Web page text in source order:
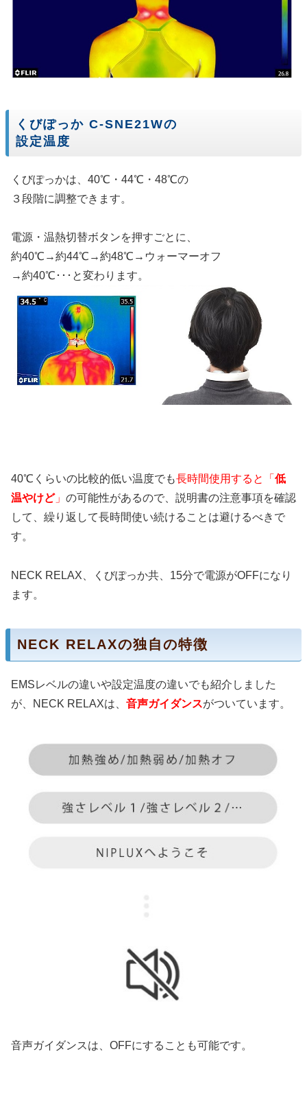
くびぽっか C-SNE21Wの
設定温度
くびぽっかは、40℃・44℃・48℃の
３段階に調整できます。
電源・温熱切替ボタンを押すごとに、
約40℃→約44℃→約48℃→ウォーマーオフ
→約40℃･･･と変わります。
40℃くらいの比較的低い温度でも長時間使用すると「 低
温やけど」 の可能性があるので、説明書の注意事項を確認
して、繰り返して長時間使い続けることは避けるべきで
す。
NECK RELAX、くびぽっか共、15分で電源がOFFになり
ます。
NECK RELAXの独自の特徴
EMSレベルの違いや設定温度の違いでも紹介しました
が、NECK RELAXは、 音声ガイダンスがついています。
音声ガイダンスは、OFFにすることも可能です。